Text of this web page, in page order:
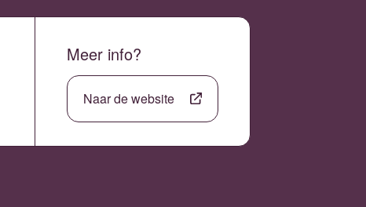
Meer info?
Naar de website